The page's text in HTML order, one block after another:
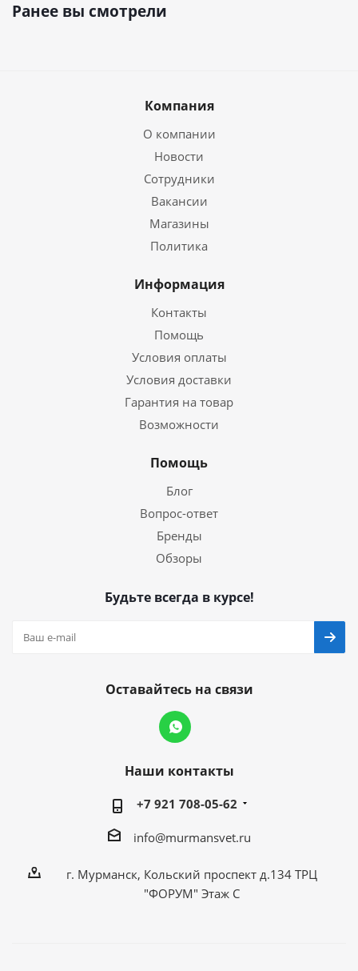
Ранее вы смотрели
Компания
О компании
Новости
Сотрудники
Вакансии
Магазины
Политика
Информация
Контакты
Помощь
Условия оплаты
Условия доставки
Гарантия на товар
Возможности
Помощь
Блог
Вопрос-ответ
Бренды
Обзоры
Будьте всегда в курсе!
Оставайтесь на связи
Наши контакты
+7 921 708-05-62
info@murmansvet.ru
г. Мурманск, Кольский проспект д.134 ТРЦ
"ФОРУМ" Этаж С